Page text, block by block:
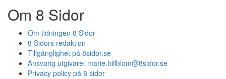
Om 8 Sidor
Om tidningen 8 Sidor
8 Sidors redaktion
Tillgänglighet på 8sidor.se
Ansvarig utgivare: marie.hillblom@8sidor.se
Privacy policy på 8 sidor